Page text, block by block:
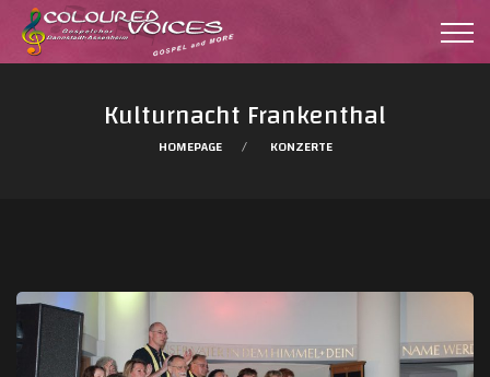
Kulturnacht Frankenthal
HOMEPAGE KONZERTE